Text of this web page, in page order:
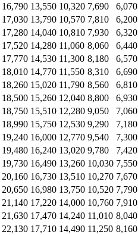
16,790 13,550 10,320 7,690
6,070
17,030 13,790 10,570 7,810
6,200
17,280 14,040 10,810 7,930
6,320
17,520 14,280 11,060 8,060
6,440
17,770 14,530 11,300 8,180
6,570
18,010 14,770 11,550 8,310
6,690
18,260 15,020 11,790 8,560
6,810
18,500 15,260 12,040 8,800
6,930
18,750 15,510 12,280 9,050
7,060
18,990 15,750 12,530 9,290
7,180
19,240 16,000 12,770 9,540
7,300
19,480 16,240 13,020 9,780
7,420
19,730 16,490 13,260 10,030 7,550
20,160 16,730 13,510 10,270 7,670
20,650 16,980 13,750 10,520 7,790
21,140 17,220 14,000 10,760 7,910
21,630 17,470 14,240 11,010 8,040
22,130 17,710 14,490 11,250 8,160